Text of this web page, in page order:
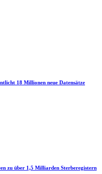
18 Millionen neue Datensätze
zu über 1,5 Milliarden Sterberegistern